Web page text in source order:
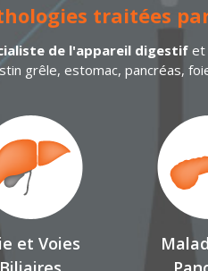
traitées
de l'appareil digestif et
grêle, estomac, pancréas,
et Voies